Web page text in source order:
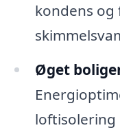
kondens og
Øget
loftisolering